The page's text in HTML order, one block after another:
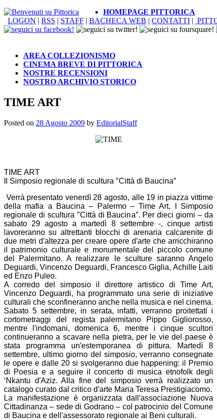
LOGON | RSS | STAFF | BACHECA WEB | CONTATTI |
HOMEPAGE PITTORICA
AREA COLLEZIONISMO
CINEMA BREVE DI PITTORICA
NOSTRE RECENSIONI
NOSTRO ARCHIVIO STORICO
TIME ART
Posted on 28 Agosto 2009 by EditorialStaff
TIME ART
Il Simposio regionale di scultura ″Città di Baucina″
Verrà presentato venerdì 28 agosto, alle 19 in piazza vittime
della mafia a Baucina – Palermo – Time Art, I Simposio
regionale di scultura ″Città di Baucina″. Per dieci giorni – da
sabato 29 agosto a martedì 8 settembre -, cinque artisti
lavoreranno su altrettanti blocchi di arenaria calcarenite di
due metri d′altezza per creare opere d′arte che arricchiranno
il patrimonio culturale e monumentale del piccolo comune
del Palermitano. A realizzare le sculture saranno Angelo
Deguardi, Vincenzo Deguardi, Francesco Giglia, Achille Laiti
ed Enzo Puleo.
A corredo del simposio il direttore artistico di Time Art,
Vincenzo Deguardi, ha programmato una serie di iniziative
culturali che sconfineranno anche nella musica e nel cinema.
Sabato 5 settembre, in serata, infatti, verranno proitettati i
cortometraggi del regista palermitano Pippo Gigliorosso,
mentre l′indomani, domenica 6, mentre i cinque scultori
continueranno a scavare nella pietra, per le vie del paese è
stata programma un′estemporanea di pittura. Martedì 8
settembre, ultimo giorno del simposio, verranno consegnate
le opere e dalle 20 si svolgeranno due happening: il Premio
di Poesia e a seguire il concerto di musica etnofolk degli
‘Nkantu d′Aziz. Alla fine del simposio verrà realizzato un
catalogo curato dal critico d′arte Maria Teresa Prestigiacomo.
La manifestazione è organizzata dall′associazione Nuova
Cittadinanza – sede di Godrano – col patrocinio del Comune
di Baucina e dell′assessorato regionale ai Beni culturali.